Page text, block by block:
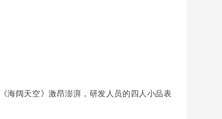
海阔天空》激昂澎湃，研发人员的四人小品表